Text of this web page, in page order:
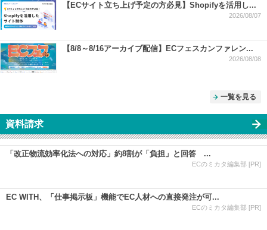
【ECサイト立ち上げ予定の方必見】Shopifyを活用し...
2026/08/07
【8/8～8/16アーカイブ配信】ECフェスカンファレン...
2026/08/08
一覧を見る
資料請求
「改正物流効率化法への対応」約8割が「負担」と回答 ...
ECのミカタ編集部 [PR]
EC WITH、「仕事掲示板」機能でEC人材への直接発注が可...
ECのミカタ編集部 [PR]